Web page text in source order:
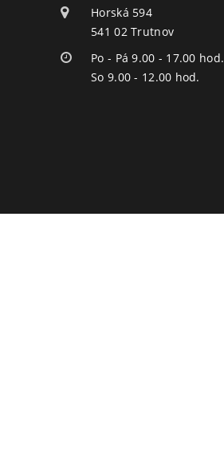
Horská 594
541 02 Trutnov
Po - Pá 9.00 - 17.00 hod.
So 9.00 - 12.00 hod.